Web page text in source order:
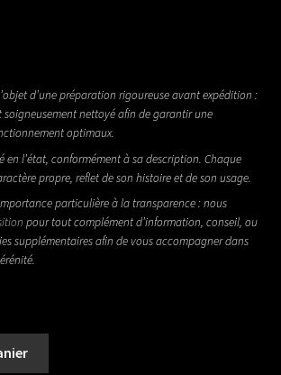
d’une préparation rigoureuse avant expédition :
soigneusement nettoyé afin de garantir une
optimaux.
en l’état, conformément à sa description. Chaque
propre, reflet de son histoire et de son usage.
particulière à la transparence : nous
pour tout complément d’information, conseil, ou
supplémentaires afin de vous accompagner dans